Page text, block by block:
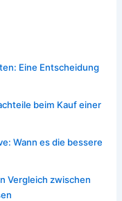
Eine Entscheidung
beim Kauf einer
Wann es die bessere
Vergleich zwischen